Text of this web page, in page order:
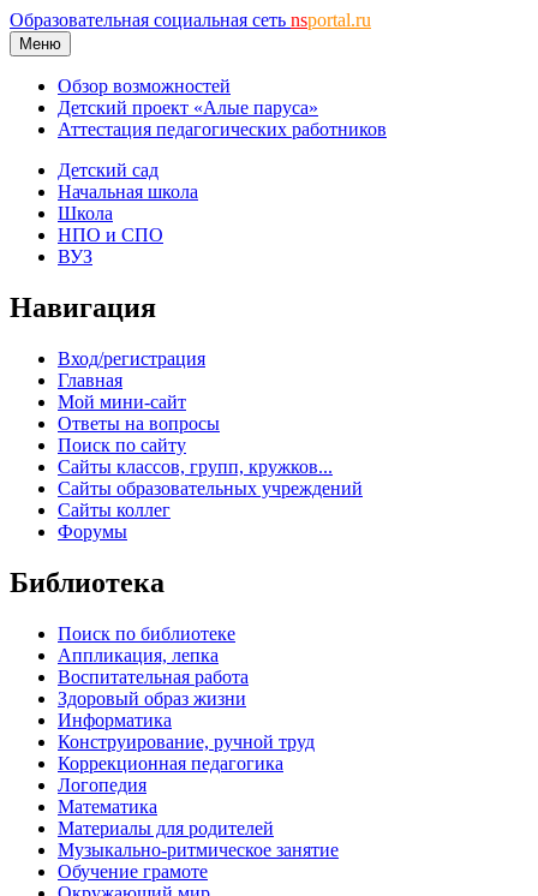
Образовательная социальная сеть nsportal.ru
Меню
Обзор возможностей
Детский проект «Алые паруса»
Аттестация педагогических работников
Детский сад
Начальная школа
Школа
НПО и СПО
ВУЗ
Навигация
Вход/регистрация
Главная
Мой мини-сайт
Ответы на вопросы
Поиск по сайту
Сайты классов, групп, кружков...
Сайты образовательных учреждений
Сайты коллег
Форумы
Библиотека
Поиск по библиотеке
Аппликация, лепка
Воспитательная работа
Здоровый образ жизни
Информатика
Конструирование, ручной труд
Коррекционная педагогика
Логопедия
Математика
Материалы для родителей
Музыкально-ритмическое занятие
Обучение грамоте